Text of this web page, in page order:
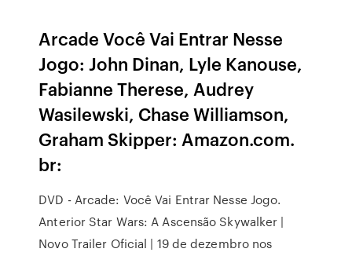
Arcade Você Vai Entrar Nesse
Jogo: John Dinan, Lyle Kanouse,
Fabianne Therese, Audrey
Wasilewski, Chase Williamson,
Graham Skipper: Amazon.com.
br:
DVD - Arcade: Você Vai Entrar Nesse Jogo.
Anterior Star Wars: A Ascensão Skywalker |
Novo Trailer Oficial | 19 de dezembro nos